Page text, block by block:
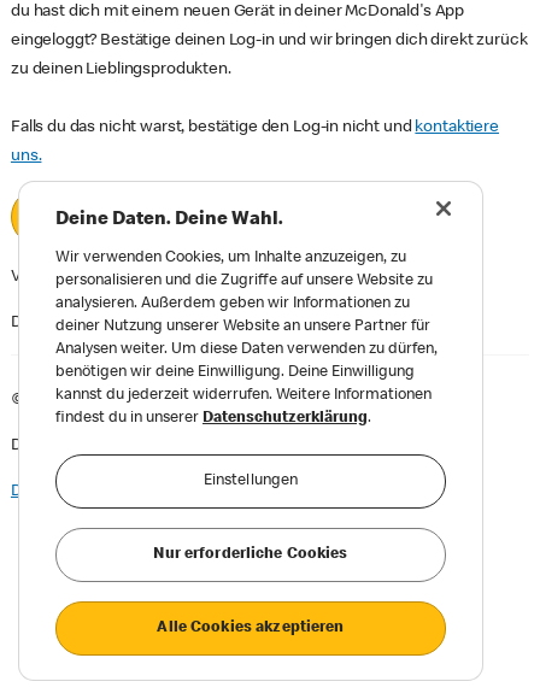
du hast dich mit einem neuen Gerät in deiner McDonald's App
eingeloggt? Bestätige deinen Log-in und wir bringen dich direkt zurück
zu deinen Lieblingsprodukten.
Falls du das nicht warst, bestätige den Log-in nicht und kontaktiere
uns.
Log-in bestätigen
Viel Spaß!
Dein McDonald's Team
© McDonald's. Alle Rechte vorbehalten.
Du hast Fragen? Nutze bitte unseren
Datenschutz
Deine Daten. Deine Wahl.
Wir verwenden Cookies, um Inhalte anzuzeigen, zu
personalisieren und die Zugriffe auf unsere Website zu
analysieren. Außerdem geben wir Informationen zu
deiner Nutzung unserer Website an unsere Partner für
Analysen weiter. Um diese Daten verwenden zu dürfen,
benötigen wir deine Einwilligung. Deine Einwilligung
kannst du jederzeit widerrufen. Weitere Informationen
findest du in unserer Datenschutzerklärung.
Einstellungen
Nur erforderliche Cookies
Alle Cookies akzeptieren